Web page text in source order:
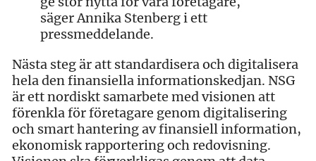
säger Annika Stenberg i ett
pressmeddelande.
Nästa steg är att standardisera och digitalisera
hela den finansiella informationskedjan. NSG
är ett nordiskt samarbete med visionen att
förenkla för företagare genom digitalisering
och smart hantering av finansiell information,
ekonomisk rapportering och redovisning.